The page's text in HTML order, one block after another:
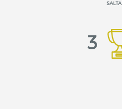
SALTA
3